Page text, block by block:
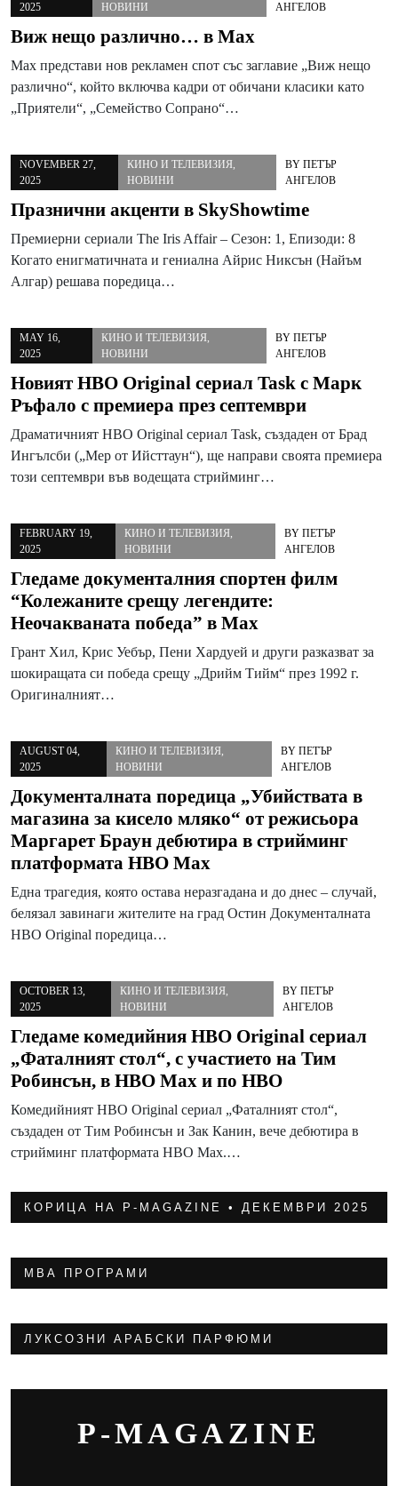
2025
НОВИНИ
АНГЕЛОВ
Виж нещо различно… в Max
Max представи нов рекламен спот със заглавие „Виж нещо
различно“, който включва кадри от обичани класики като
„Приятели“, „Семейство Сопрано“…
NOVEMBER 27,
2025
КИНО И ТЕЛЕВИЗИЯ,
НОВИНИ
BY ПЕТЪР
АНГЕЛОВ
Празнични акценти в SkyShowtime
Премиерни сериали The Iris Affair – Сезон: 1, Епизоди: 8
Когато енигматичната и гениална Айрис Никсън (Найъм
Алгар) решава поредица…
MAY 16,
2025
КИНО И ТЕЛЕВИЗИЯ,
НОВИНИ
BY ПЕТЪР
АНГЕЛОВ
Новият HBO Original сериал Task с Марк
Ръфало с премиера през септември
Драматичният HBO Original сериал Task, създаден от Брад
Ингълсби („Мер от Ийсттаун“), ще направи своята премиера
този септември във водещата стрийминг…
FEBRUARY 19,
2025
КИНО И ТЕЛЕВИЗИЯ,
НОВИНИ
BY ПЕТЪР
АНГЕЛОВ
Гледаме документалния спортен филм
“Колежаните срещу легендите:
Неочакваната победа” в Max
Грант Хил, Крис Уебър, Пени Хардуей и други разказват за
шокиращата си победа срещу „Дрийм Тийм“ през 1992 г.
Оригиналният…
AUGUST 04,
2025
КИНО И ТЕЛЕВИЗИЯ,
НОВИНИ
BYПЕТЪР
АНГЕЛОВ
Документалната поредица „Убийствата в
магазина за кисело мляко“ от режисьора
Маргарет Браун дебютира в стрийминг
платформата HBO Max
Една трагедия, която остава неразгадана и до днес – случай,
белязал завинаги жителите на град Остин Документалната
HBO Original поредица…
OCTOBER 13,
2025
КИНО И ТЕЛЕВИЗИЯ,
НОВИНИ
BY ПЕТЪР
АНГЕЛОВ
Гледаме комедийния HBO Original сериал
„Фаталният стол“, с участието на Тим
Робинсън, в HBO Max и по HBO
Комедийният HBO Original сериал „Фаталният стол“,
създаден от Тим Робинсън и Зак Канин, вече дебютира в
стрийминг платформата HBO Max.…
КОРИЦА НА P-MAGAZINE • ДЕКЕМВРИ 2025
МВА ПРОГРАМИ
ЛУКСОЗНИ АРАБСКИ ПАРФЮМИ
P-MAGAZINE